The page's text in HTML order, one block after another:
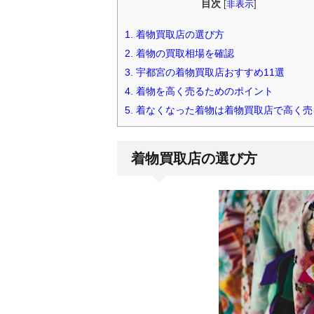
目次 非表示]
1.
着物買取店の選び方
2. 着物の買取相場を確認
3. 宇都宮の着物買取店おすすめ11選
4. 着物を高く売るためのポイント
5. 着なくなった着物は着物買取店で高く
着物買取店の選び方